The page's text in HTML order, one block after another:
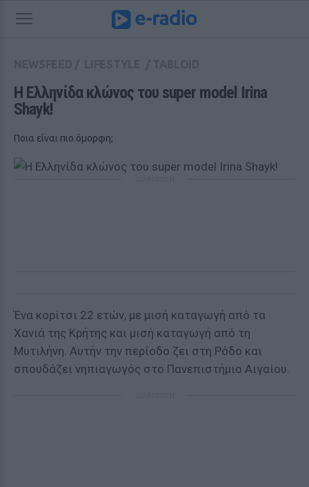
H Eλληνίδα κλώνος του super model Irina
Shayk!
Ποια είναι πιο όμορφη;
Ένα κορίτσι 22 ετών, με μισή καταγωγή από τα
Χανιά της Κρήτης και μισή καταγωγή από τη
Μυτιλήνη. Αυτήν την περίοδο ζει στη Ρόδο και
σπουδάζει νηπιαγωγός στο Πανεπιστήμιο Αιγαίου.